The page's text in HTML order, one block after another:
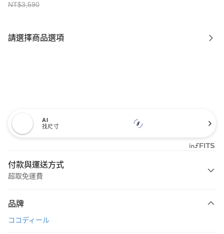
NT$3,590
請選擇商品選項
AI
找尺寸
付款與運送方式
超取免運費
信用卡一次付款
品牌
ココディール